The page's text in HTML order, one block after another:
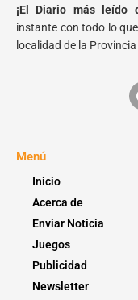
¡El Diario más leído
instante con todo lo
localidad de la
Menú
Inicio
Acerca de
Enviar Noticia
Juegos
Publicidad
Newsletter